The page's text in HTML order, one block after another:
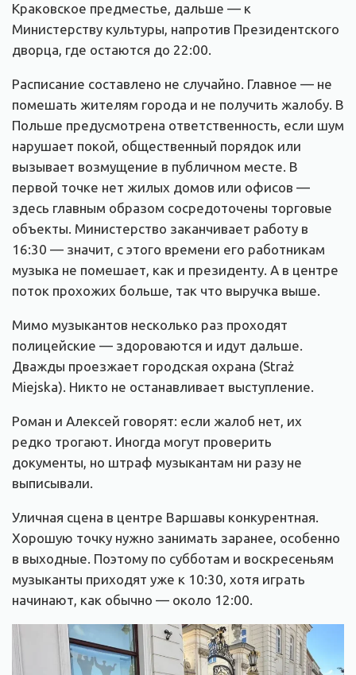
Краковское предместье, дальше — к
Министерству культуры, напротив Президентского
дворца, где остаются до 22:00.
Расписание составлено не случайно. Главное — не
помешать жителям города и не получить жалобу. В
Польше предусмотрена ответственность, если шум
нарушает покой, общественный порядок или
вызывает возмущение в публичном месте. В
первой точке нет жилых домов или офисов —
здесь главным образом сосредоточены торговые
объекты. Министерство заканчивает работу в
16:30 — значит, с этого времени его работникам
музыка не помешает, как и президенту. А в центре
поток прохожих больше, так что выручка выше.
Мимо музыкантов несколько раз проходят
полицейские — здороваются и идут дальше.
Дважды проезжает городская охрана (Straż
Miejska). Никто не останавливает выступление.
Роман и Алексей говорят: если жалоб нет, их
редко трогают. Иногда могут проверить
документы, но штраф музыкантам ни разу не
выписывали.
Уличная сцена в центре Варшавы конкурентная.
Хорошую точку нужно занимать заранее, особенно
в выходные. Поэтому по субботам и воскресеньям
музыканты приходят уже к 10:30, хотя играть
начинают, как обычно — около 12:00.